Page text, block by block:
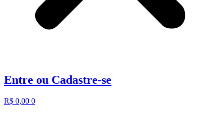
Entre ou Cadastre-se
R$ 0,00 0